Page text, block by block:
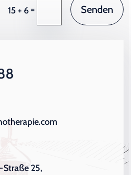
15 + 6= Senden
25,